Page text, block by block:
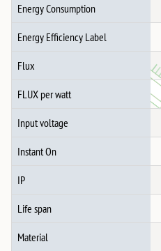
количина
Energy Consumption
Energy Efficiency Label
Flux
FLUX per watt
Input voltage
Instant On
IP
Life span
Material